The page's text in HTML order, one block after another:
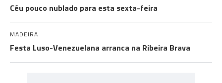
Céu pouco nublado para esta sexta-feira
MADEIRA
Festa Luso-Venezuelana arranca na Ribeira Brava